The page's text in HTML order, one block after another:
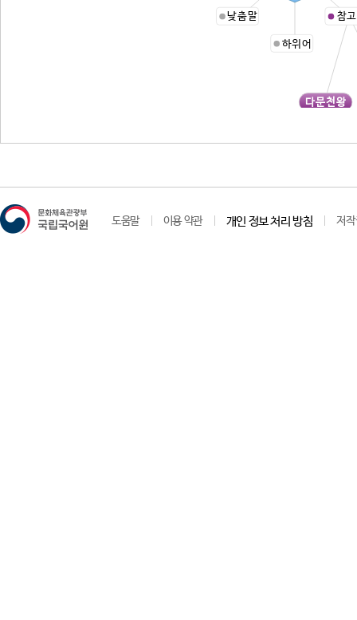
다문천왕
참
하위어
낮춤말
도움말 이용 약관 개인 정보 처리 방침 저